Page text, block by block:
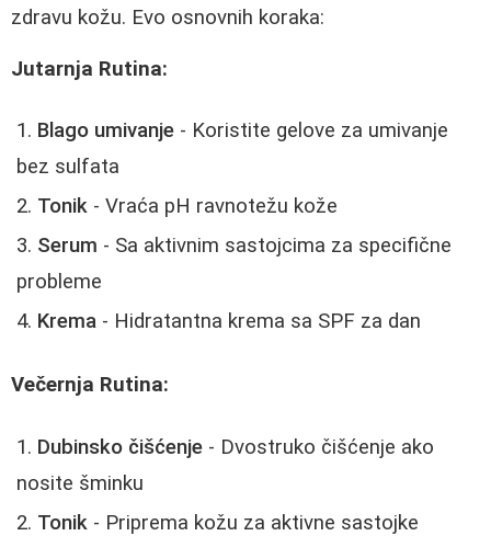
zdravu kožu. Evo osnovnih koraka:
Jutarnja Rutina:
Blago umivanje - Koristite gelove za umivanje
bez sulfata
Tonik - Vraća pH ravnotežu kože
Serum - Sa aktivnim sastojcima za specifične
probleme
Krema - Hidratantna krema sa SPF za dan
Večernja Rutina:
Dubinsko čišćenje - Dvostruko čišćenje ako
nosite šminku
Tonik - Priprema kožu za aktivne sastojke